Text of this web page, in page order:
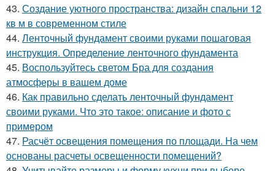
43. Создание уютного пространства: дизайн спальни 12
кв м в современном стиле
44. Ленточный фундамент своими руками пошаговая
инструкция. Определение ленточного фундамента
45. Воспользуйтесь светом Бра для создания
атмосферы в вашем доме
46. Как правильно сделать ленточный фундамент
своими руками. Что это такое: описание и фото с
примером
47. Расчёт освещения помещения по площади. На чем
основаны расчеты освещенности помещений?